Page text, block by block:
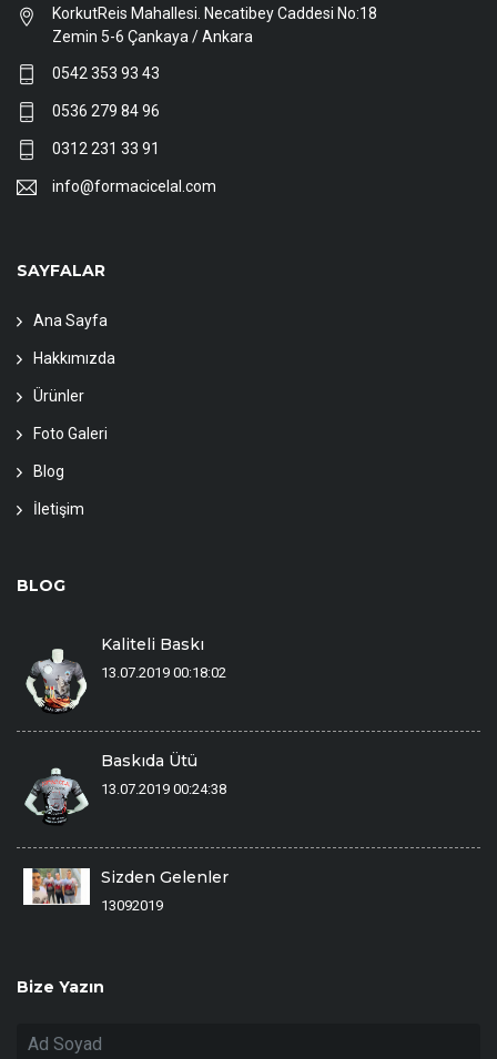
KorkutReis Mahallesi. Necatibey Caddesi No:18
Zemin 5-6 Çankaya / Ankara
0542 353 93 43
0536 279 84 96
0312 231 33 91
info@formacicelal.com
SAYFALAR
Ana Sayfa
Hakkımızda
Ürünler
Foto Galeri
Blog
İletişim
BLOG
Kaliteli Baskı
13.07.2019 00:18:02
Baskıda Ütü
13.07.2019 00:24:38
Sizden Gelenler
13092019
Bize Yazın